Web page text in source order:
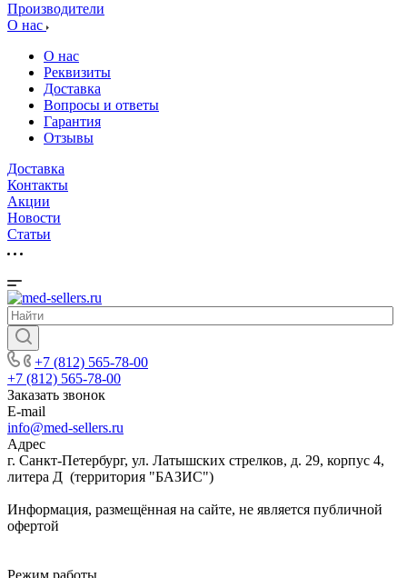
Производители
О нас
О нас
Реквизиты
Доставка
Вопросы и ответы
Гарантия
Отзывы
Доставка
Контакты
Акции
Новости
Cтатьи
+7 (812) 565-78-00
+7 (812) 565-78-00
Заказать звонок
E-mail
info@med-sellers.ru
Адрес
г. Санкт-Петербург, ул. Латышских стрелков, д. 29, корпус 4,
литера Д (территория "БАЗИС")
Информация, размещённая на сайте, не является публичной
офертой
Режим работы